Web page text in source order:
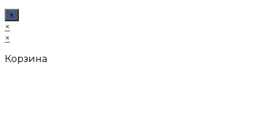
×
×
×
Корзина